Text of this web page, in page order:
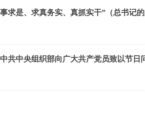
求是、求真务实、真抓实干”（总书记的
中共中央组织部向广大共产党员致以节日